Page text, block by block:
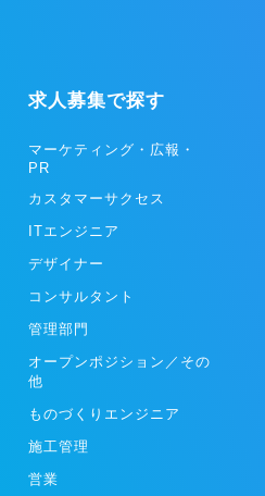
求人募集で探す
マーケティング・広報・
PR
カスタマーサクセス
ITエンジニア
デザイナー
コンサルタント
管理部門
オープンポジション／その
他
ものづくりエンジニア
施工管理
営業